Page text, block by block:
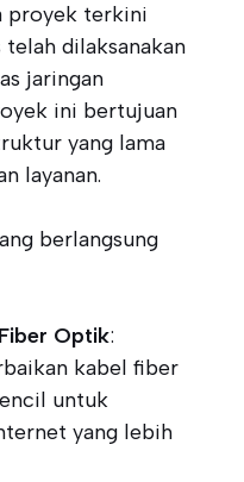
proyek terkini
dilaksanakan
jaringan
ini bertujuan
yang lama
layanan.
berlangsung
Optik:
kabel fiber
untuk
yang lebih